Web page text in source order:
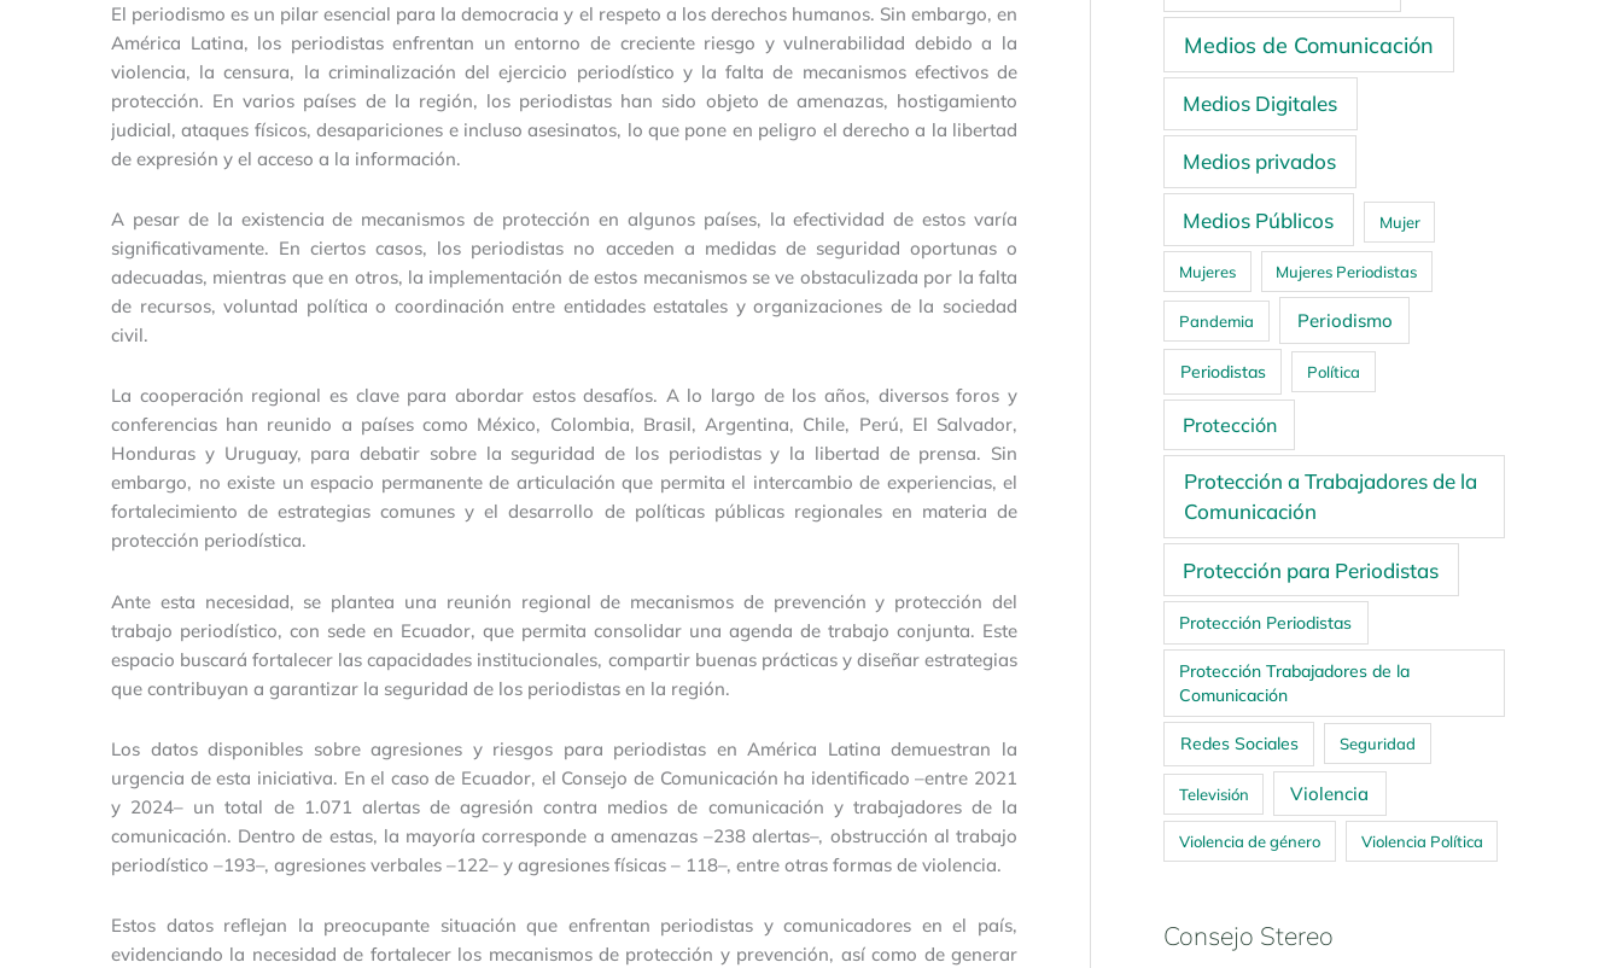
El periodismo es un pilar esencial para la democracia y el respeto a los derechos humanos. Sin embargo, en
América Latina, los periodistas enfrentan un entorno de creciente riesgo y vulnerabilidad debido a la
violencia, la censura, la criminalización del ejercicio periodístico y la falta de mecanismos efectivos de
protección. En varios países de la región, los periodistas han sido objeto de amenazas, hostigamiento
judicial, ataques físicos, desapariciones e incluso asesinatos, lo que pone en peligro el derecho a la libertad
de expresión y el acceso a la información.
A pesar de la existencia de mecanismos de protección en algunos países, la efectividad de estos varía
significativamente. En ciertos casos, los periodistas no acceden a medidas de seguridad oportunas o
adecuadas, mientras que en otros, la implementación de estos mecanismos se ve obstaculizada por la falta
de recursos, voluntad política o coordinación entre entidades estatales y organizaciones de la sociedad
civil.
La cooperación regional es clave para abordar estos desafíos. A lo largo de los años, diversos foros y
conferencias han reunido a países como México, Colombia, Brasil, Argentina, Chile, Perú, El Salvador,
Honduras y Uruguay, para debatir sobre la seguridad de los periodistas y la libertad de prensa. Sin
embargo, no existe un espacio permanente de articulación que permita el intercambio de experiencias, el
fortalecimiento de estrategias comunes y el desarrollo de políticas públicas regionales en materia de
protección periodística.
Ante esta necesidad, se plantea una reunión regional de mecanismos de prevención y protección del
trabajo periodístico, con sede en Ecuador, que permita consolidar una agenda de trabajo conjunta. Este
espacio buscará fortalecer las capacidades institucionales, compartir buenas prácticas y diseñar estrategias
que contribuyan a garantizar la seguridad de los periodistas en la región.
Los datos disponibles sobre agresiones y riesgos para periodistas en América Latina demuestran la
urgencia de esta iniciativa. En el caso de Ecuador, el Consejo de Comunicación ha identificado –entre 2021
y 2024– un total de 1.071 alertas de agresión contra medios de comunicación y trabajadores de la
comunicación. Dentro de estas, la mayoría corresponde a amenazas –238 alertas–, obstrucción al trabajo
periodístico –193–, agresiones verbales –122– y agresiones físicas – 118–, entre otras formas de violencia.
Estos datos reflejan la preocupante situación que enfrentan periodistas y comunicadores en el país,
evidenciando la necesidad de fortalecer los mecanismos de protección y prevención, así como de generar
Medios de Comunicación
Medios Digitales
Medios privados
Medios Públicos Mujer
Mujeres Mujeres Periodistas
Pandemia Periodismo
Periodistas Política
Protección
Protección a Trabajadores de la
Comunicación
Protección para Periodistas
Protección Periodistas
Protección Trabajadores de la
Comunicación
Redes Sociales Seguridad
Televisión Violencia
Violencia de género Violencia Política
Consejo Stereo